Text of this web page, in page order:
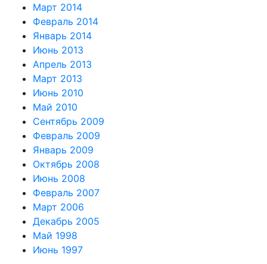
Март 2014
Февраль 2014
Январь 2014
Июнь 2013
Апрель 2013
Март 2013
Июнь 2010
Май 2010
Сентябрь 2009
Февраль 2009
Январь 2009
Октябрь 2008
Июнь 2008
Февраль 2007
Март 2006
Декабрь 2005
Май 1998
Июнь 1997